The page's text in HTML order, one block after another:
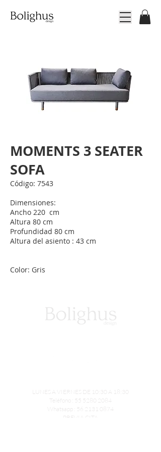
MOMENTS 3 SEATER
SOFA
Código: 7543
Dimensiones:
Ancho 220 cm
Altura 80 cm
Profundidad 80 cm
Altura del asiento : 43 cm
Color: Gris
LUNES A VIERNES DE 10:30 A 18:30
Teléfono :
55 5280 2084
Whatsapp :
56 2131 0874
PREVIA CITA